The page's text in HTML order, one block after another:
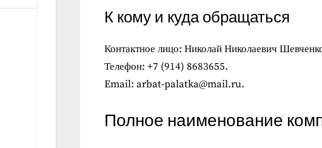
К кому и куда обращаться
Контактное лицо: Николай Николаевич
Телефон: +7 (914) 8683655.
Email: arbat-palatka@mail.ru.
Полное наименование